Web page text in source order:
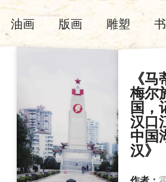
油画 版画 雕塑
《马
梅尔
国，
汉口
中国
汉》